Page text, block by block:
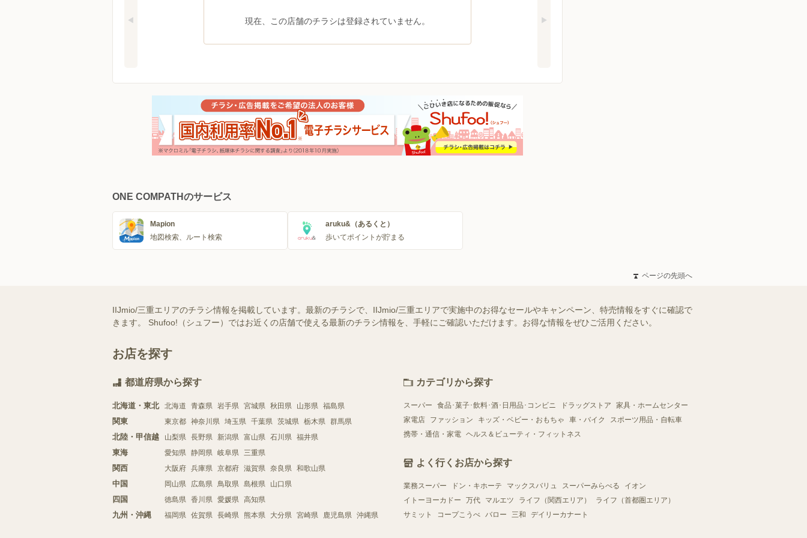
現在、この店舗のチラシは登録されていません。
ONE COMPATHのサービス
Mapion
地図検索、ルート検索
aruku&（あるくと）
歩いてポイントが貯まる
ページの先頭へ
IIJmio/三重エリアのチラシ情報を掲載しています。最新のチラシで、IIJmio/三重エリアで実施中のお得なセールやキャンペーン、特売情報をすぐに確認で
きます。 Shufoo!（シュフー）ではお近くの店舗で使える最新のチラシ情報を、手軽にご確認いただけます。お得な情報をぜひご活用ください。
お店を探す
都道府県から探す
北海道・東北 北海道 青森県 岩手県 宮城県 秋田県 山形県 福島県
関東 東京都 神奈川県 埼玉県 千葉県 茨城県 栃木県 群馬県
北陸・甲信越 山梨県 長野県 新潟県 富山県 石川県 福井県
東海 愛知県 静岡県 岐阜県 三重県
関西 大阪府 兵庫県 京都府 滋賀県 奈良県 和歌山県
中国 岡山県 広島県 鳥取県 島根県 山口県
四国 徳島県 香川県 愛媛県 高知県
九州・沖縄 福岡県 佐賀県 長崎県 熊本県 大分県 宮崎県 鹿児島県 沖縄県
カテゴリから探す
スーパー 食品･菓子･飲料･酒･日用品･コンビニ ドラッグストア
家具・ホームセンター
家電店
ファッション キッズ・ベビー・おもちゃ 車・バイク
スポーツ用品・自転車
携帯・通信・家電 ヘルス＆ビューティ・フィットネス
よく行くお店から探す
業務スーパー ドン・キホーテ マックスバリュ スーパーみらべる
イオン
イトーヨーカドー
万代 マルエツ ライフ（関西エリア）
ライフ（首都圏エリア）
サミット
コープこうべ バロー 三和 デイリーカナート